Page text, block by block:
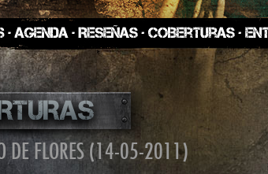
DE FLORES (14-05-2011)